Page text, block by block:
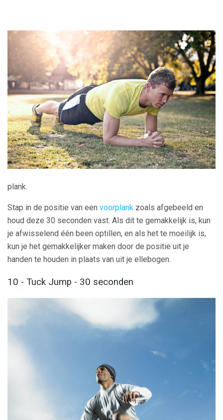
plank.
Stap in de positie van een voorplank zoals afgebeeld en
houd deze 30 seconden vast. Als dit te gemakkelijk is, kun
je afwisselend één been optillen, en als het te moeilijk is,
kun je het gemakkelijker maken door de positie uit je
handen te houden in plaats van uit je ellebogen.
10 - Tuck Jump - 30 seconden